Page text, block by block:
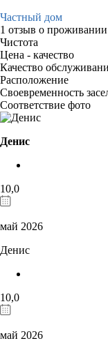
Частный дом
1 отзыв о проживании
Чистота
Цена - качество
Качество
Расположение
Своевременность
Соответствие фото
Денис
10,0
май 2026
Денис
10,0
май 2026